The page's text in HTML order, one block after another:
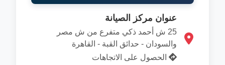
عنوان مركز الصيانة
25 ش أحمد ذكي متفرع من ش مصر
والسودان - حدائق القبة - القاهرة
الحصول على الاتجاهات